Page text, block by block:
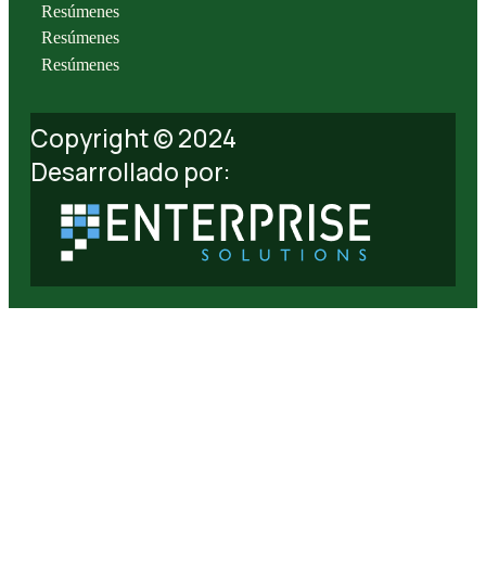
Resúmenes
Resúmenes
Resúmenes
Copyright © 2024
Desarrollado por: